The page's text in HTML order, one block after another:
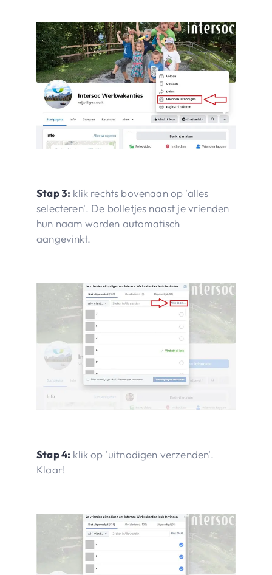
Stap 3: klik rechts bovenaan op 'alles
selecteren'. De bolletjes naast je vrienden
hun naam worden automatisch
aangevinkt.
Stap 4: klik op 'uitnodigen verzenden'.
Klaar!